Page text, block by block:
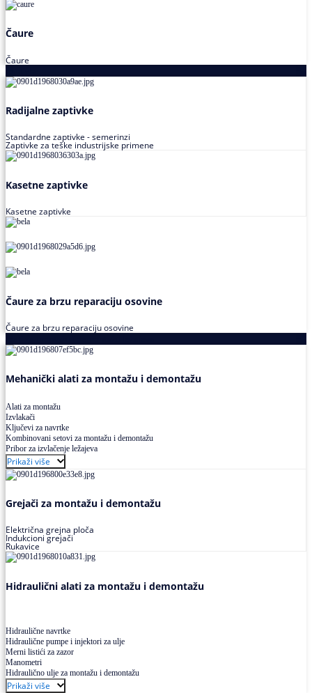
Čaure
Čaure
Radijalne zaptivke
Standardne zaptivke - semerinzi
Zaptivke za teške industrijske primene
Kasetne zaptivke
Kasetne zaptivke
Čaure za brzu reparaciju osovine
Čaure za brzu reparaciju osovine
Mehanički alati za montažu i demontažu
Alati za montažu
Izvlakači
Ključevi za navrtke
Kombinovani setovi za montažu i demontažu
Pribor za izvlačenje ležajeva
Prikaži više
Grejači za montažu i demontažu
Električna grejna ploča
Indukcioni grejači
Rukavice
Hidraulični alati za montažu i demontažu
Hidraulične navrtke
Hidraulične pumpe i injektori za ulje
Merni listići za zazor
Manometri
Hidraulično ulje za montažu i demontažu
Prikaži više